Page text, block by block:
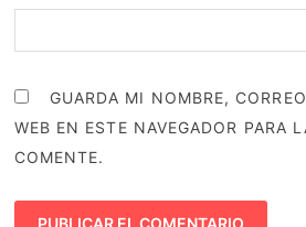
GUARDA MI NOMBRE,
WEB EN ESTE NAVEGADOR PARA
COMENTE.